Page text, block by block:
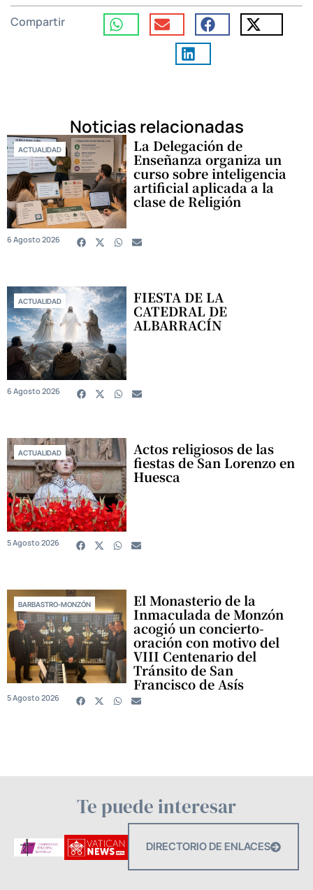
Compartir
Noticias relacionadas
ACTUALIDAD La Delegación de
Enseñanza organiza un
curso sobre inteligencia
artificial aplicada a la
clase de Religión
6 Agosto 2026
ACTUALIDAD FIESTA DE LA
CATEDRAL DE
ALBARRACÍN
6 Agosto 2026
ACTUALIDAD Actos religiosos de las
fiestas de San Lorenzo en
Huesca
5 Agosto 2026
BARBASTRO-MONZÓN El Monasterio de la
Inmaculada de Monzón
acogió un concierto-
oración con motivo del
VIII Centenario del
Tránsito de San
Francisco de Asís
5 Agosto 2026
Te puede interesar
DIRECTORIO DE ENLACES